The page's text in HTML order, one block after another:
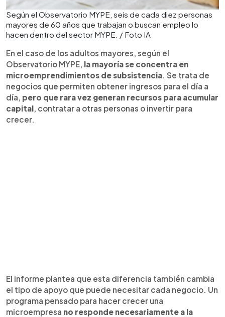
Según el Observatorio MYPE, seis de cada diez personas
mayores de 60 años que trabajan o buscan empleo lo
hacen dentro del sector MYPE. / Foto IA
En el caso de los adultos mayores, según el
Observatorio MYPE, la mayoría se concentra en
microemprendimientos de subsistencia. Se trata de
negocios que permiten obtener ingresos para el día a
día, pero que rara vez generan recursos para acumular
capital, contratar a otras personas o invertir para
crecer.
El informe plantea que esta diferencia también cambia
el tipo de apoyo que puede necesitar cada negocio. Un
programa pensado para hacer crecer una
microempresa no responde necesariamente a la